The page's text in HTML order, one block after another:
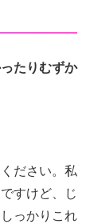
たりむずか
ださい。私
すけど、じ
っかりこれ